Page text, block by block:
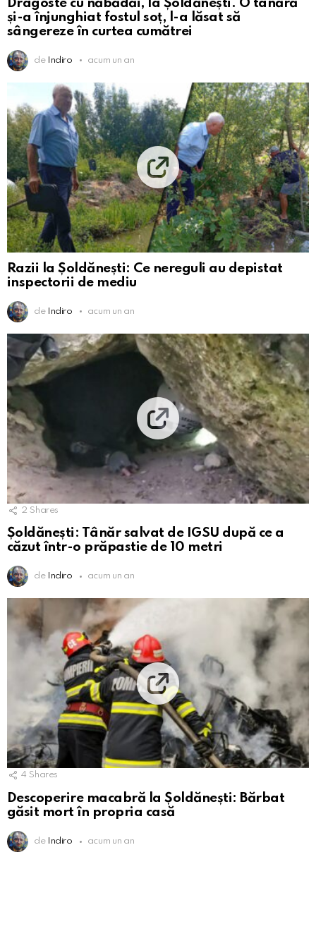
Dragoste cu năbădăi, la Șoldănești. O tânără
și-a înjunghiat fostul soț, l-a lăsat să
sângereze în curtea cumătrei
de Indiro acum un an
Razii la Șoldănești: Ce nereguli au depistat
inspectorii de mediu
de Indiro acum un an
2 Shares
Șoldănești: Tânăr salvat de IGSU după ce a
căzut într-o prăpastie de 10 metri
de Indiro acum un an
4 Shares
Descoperire macabră la Șoldănești: Bărbat
găsit mort în propria casă
de Indiro acum un an